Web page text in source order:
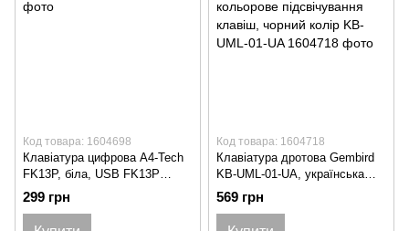
Код товара: 1604698
Клавіатура цифрова A4-Tech
FK13P, біла, USB FK13P
(White)
299 грн
Код товара: 1604718
Клавіатура дротова Gembird
KB-UML-01-UA, українська
розкладка, 3-х кольорове
підсвічування клавіш, чорний
колір KB-UML-01-UA
569 грн